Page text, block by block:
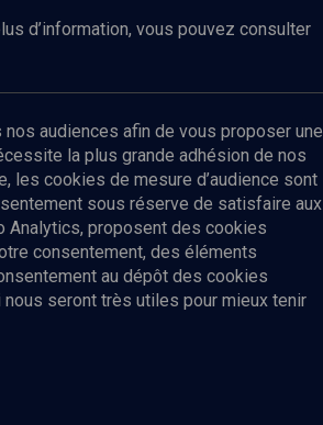
des données
d’information, vous pouvez consulter
audiences afin de vous proposer une
la plus grande adhésion de nos
les cookies de mesure d’audience sont
sous réserve de satisfaire aux
Analytics, proposent des cookies
consentement, des éléments
au dépôt des cookies
seront très utiles pour mieux tenir